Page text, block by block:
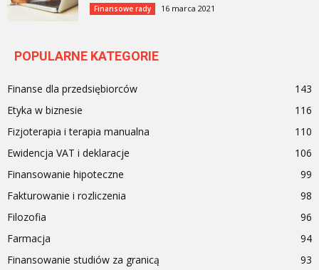
Finansowe rady 16 marca 2021
POPULARNE KATEGORIE
Finanse dla przedsiębiorców
143
Etyka w biznesie
116
Fizjoterapia i terapia manualna
110
Ewidencja VAT i deklaracje
106
Finansowanie hipoteczne
99
Fakturowanie i rozliczenia
98
Filozofia
96
Farmacja
94
Finansowanie studiów za granicą
93